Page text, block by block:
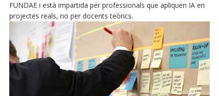
FUNDAE i està impartida per professionals que apliquen IA en
projectes reals, no per docents teòrics.